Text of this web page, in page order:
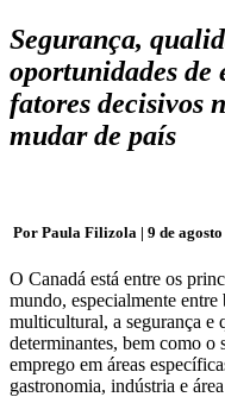
Segurança,
oportunidades de
fatores decisivos
mudar de país
Por Paula Filizola | 9 de agosto
O Canadá está entre os
mundo, especialmente
multicultural, a segurança e
determinantes, bem como o
emprego em áreas
gastronomia, indústria e